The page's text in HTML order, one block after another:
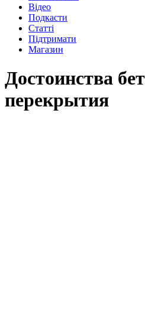
Відео
Подкасти
Статті
Підтримати
Магазин
Достоинства
перекрытия